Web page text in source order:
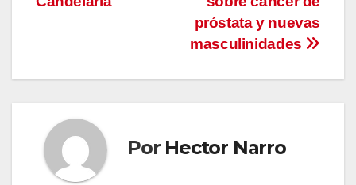
próstata y nuevas
masculinidades
Por Hector Narro